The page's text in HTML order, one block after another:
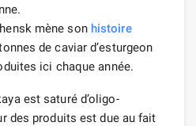
mène son histoire
de caviar d’esturgeon
ici chaque année.
est saturé d’oligo-
des produits est due au fait